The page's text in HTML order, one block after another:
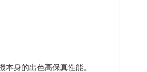
身的出色高保真性能。